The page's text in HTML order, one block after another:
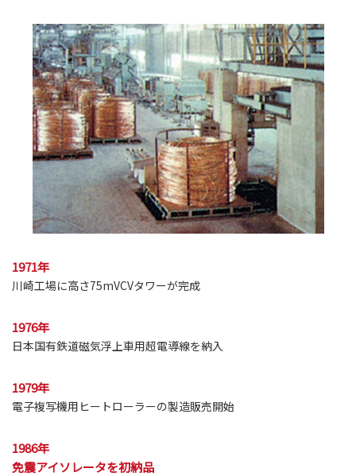
1971年
川崎工場に高さ75mVCVタワーが完成
1976年
日本国有鉄道磁気浮上車用超電導線を納入
1979年
電子複写機用ヒートローラーの製造販売開始
1986年
免震アイソレータを初納品